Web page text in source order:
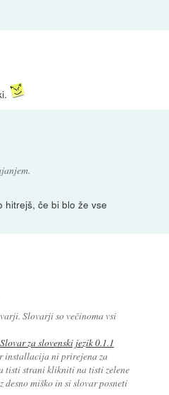
hitrejš, če bi blo že vse
Slovarji so večinoma vsi
Slovar za slovenski jezik 0.1.1
installacija ni prirejena za
tisti strani klikniti na tisti zelene
miško in si slovar posneti